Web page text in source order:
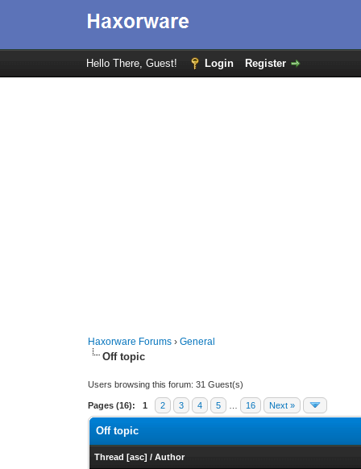
Hello There, Guest! Login Register
Haxorware Forums ›General
Off topic
Users browsing this forum: 31 Guest(s)
Pages (16): 1 2 3 4 5 16 Next »
Off topic
Thread [asc] /Author